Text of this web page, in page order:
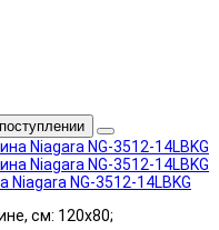
Niagara NG-3512-14LBKG
см: 120x80;